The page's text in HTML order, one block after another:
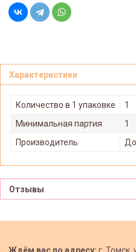
Характеристики
Количество в 1 упаковке
1
Минимальная партия
1
Производитель
Отзывы